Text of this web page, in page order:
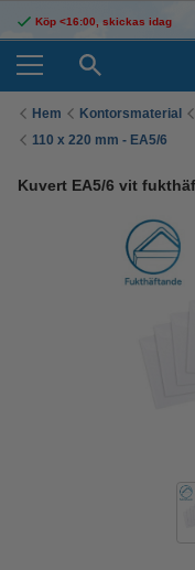
Köp <16:00, skickas idag
Hem Kontorsmaterial
110 x 220 mm - EA5/6
Kuvert EA5/6 vit